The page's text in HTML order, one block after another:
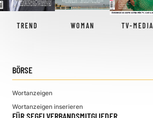
TREND WOMAN TV-MEDIA
BÖRSE
Wortanzeigen
Wortanzeigen inserieren